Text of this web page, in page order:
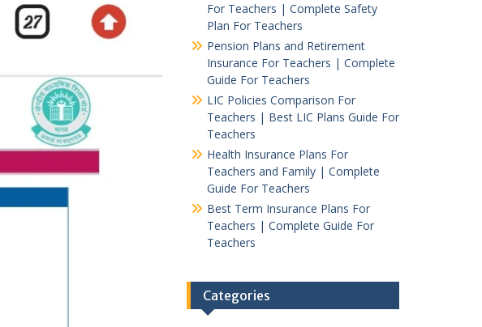
For Teachers | Complete Safety
Plan For Teachers
Pension Plans and Retirement
Insurance For Teachers | Complete
Guide For Teachers
LIC Policies Comparison For
Teachers | Best LIC Plans Guide For
Teachers
Health Insurance Plans For
Teachers and Family | Complete
Guide For Teachers
Best Term Insurance Plans For
Teachers | Complete Guide For
Teachers
Categories